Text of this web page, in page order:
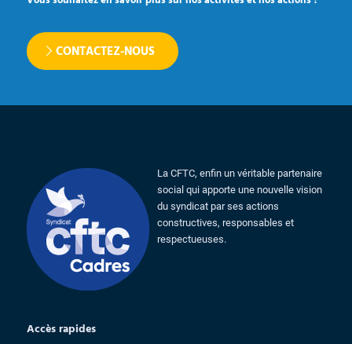
CONTACTEZ-NOUS
La CFTC, enfin un véritable partenaire
social qui apporte une nouvelle vision
du syndicat par ses actions
constructives, responsables et
respectueuses.
Accès rapides